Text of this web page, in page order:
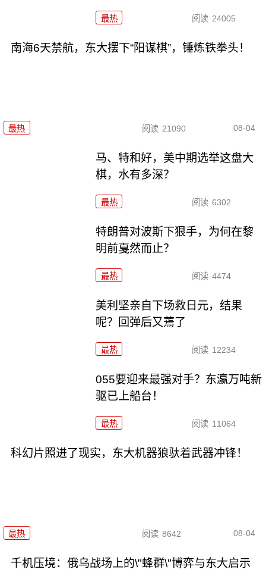
最热 阅读 24005
南海6天禁航，东大摆下“阳谋棋”，锤炼铁拳头！
最热 阅读 21090 08-04
马、特和好，美中期选举这盘大
棋，水有多深？
最热 阅读 6302
特朗普对波斯下狠手，为何在黎
明前戛然而止？
最热 阅读 4474
美利坚亲自下场救日元，结果
呢？回弹后又蔫了
最热 阅读 12234
055要迎来最强对手？东瀛万吨新
驱已上船台！
最热 阅读 11064
科幻片照进了现实，东大机器狼驮着武器冲锋！
最热 阅读 8642 08-04
千机压境：俄乌战场上的\"蜂群\"博弈与东大启示